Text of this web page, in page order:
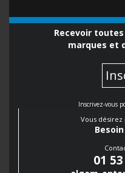
Recevoir
marques et
Inscrivez-vous
Vous désirez
01